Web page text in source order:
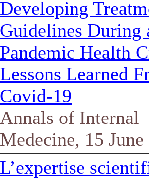
Developing
Guidelines During
Pandemic Health
Lessons Learned
Covid-19
Annals of Internal
Medecine, 15 June
L’expertise